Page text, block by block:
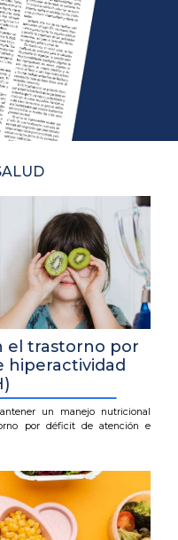
el trastorno por
hiperactividad
un manejo nutricional
por déficit de atención e